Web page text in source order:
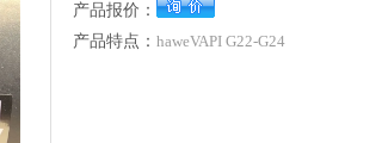
产品报价：
产品特点： haweVAPI G22-G24